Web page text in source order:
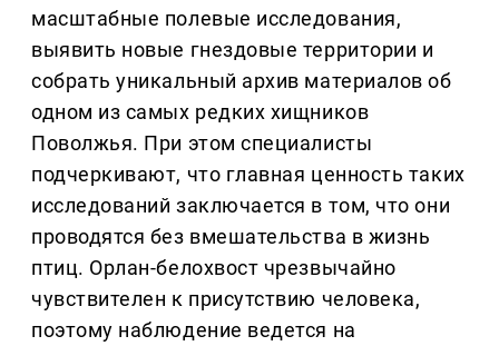
масштабные полевые исследования,
выявить новые гнездовые территории и
собрать уникальный архив материалов об
одном из самых редких хищников
Поволжья. При этом специалисты
подчеркивают, что главная ценность таких
исследований заключается в том, что они
проводятся без вмешательства в жизнь
птиц. Орлан-белохвост чрезвычайно
чувствителен к присутствию человека,
поэтому наблюдение ведется на